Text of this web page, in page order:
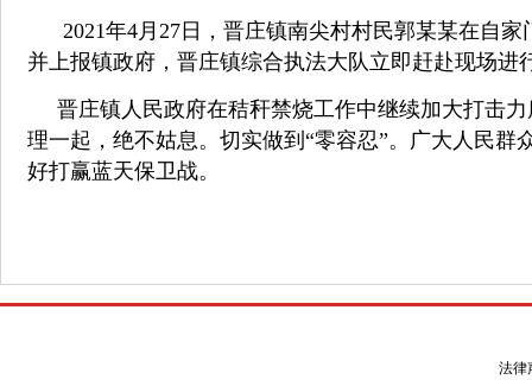
2021年4月27日，晋庄镇南尖村村民郭某某在自家
并上报镇政府，晋庄镇综合执法大队立即赶赴现场进
晋庄镇人民政府在秸秆禁烧工作中继续加大打击
理一起，绝不姑息。切实做到 “零容忍”。 广大人民群
好打赢蓝天保卫战。
法律